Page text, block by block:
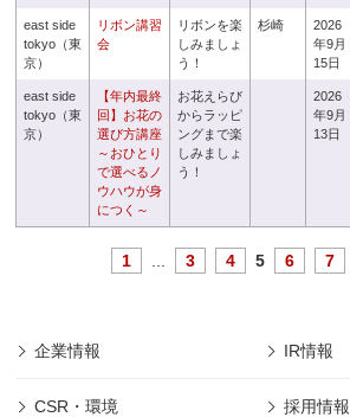
east side
tokyo（東
京）
リボン講習
会
リボンを楽
しみましょ
う！
杉崎
2026
年9月
15日
east side
tokyo（東
京）
【年内最終
回】お花の
選び方講座
～おひとり
で選べるノ
ウハウが身
につく～
お花えらび
からラッピ
ングまで楽
しみましょ
う！
2026
年9月
13日
1 3 4 5 6 7
企業情報 IR情報
CSR・環境 採用情報